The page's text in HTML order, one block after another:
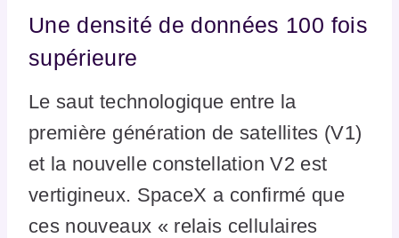
Une densité de données 100 fois
supérieure
Le saut technologique entre la
première génération de satellites (V1)
et la nouvelle constellation V2 est
vertigineux. SpaceX a confirmé que
ces nouveaux « relais cellulaires